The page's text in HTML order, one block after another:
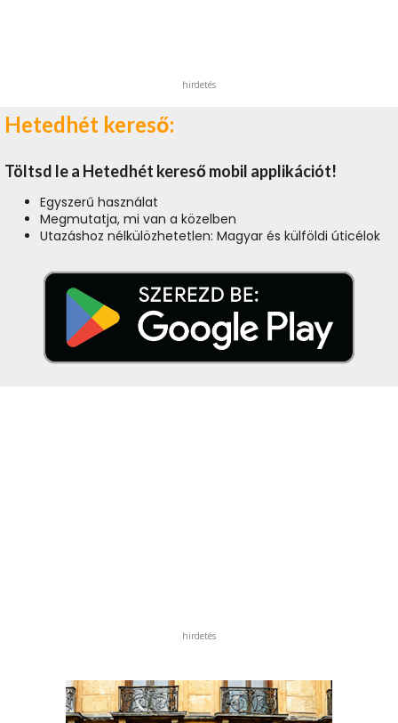
hirdetés
Hetedhét kereső:
Töltsd le a Hetedhét kereső mobil applikációt!
Egyszerű használat
Megmutatja, mi van a közelben
Utazáshoz nélkülözhetetlen: Magyar és külföldi úticélok
hirdetés